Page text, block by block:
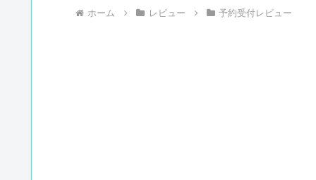
ホーム レビュー 予約受付レビュー